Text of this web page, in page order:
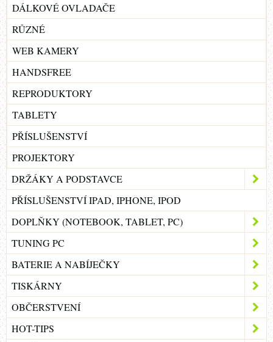
DÁLKOVÉ OVLADAČE
RŮZNÉ
WEB KAMERY
HANDSFREE
REPRODUKTORY
TABLETY
PŘÍSLUŠENSTVÍ
PROJEKTORY
DRŽÁKY A PODSTAVCE
PŘÍSLUŠENSTVÍ IPAD, IPHONE, IPOD
DOPLŇKY (NOTEBOOK, TABLET, PC)
TUNING PC
BATERIE A NABÍJEČKY
TISKÁRNY
OBČERSTVENÍ
HOT-TIPS